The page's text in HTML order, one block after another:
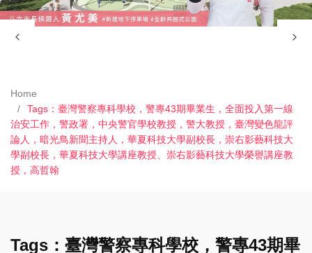
Home
Tags：臺灣警察專科學校，警專43期畢業生，全面投入第一線
治安工作，警政署，中央警官學校教授，警大教授，臺灣變色龍評
論人，暗光鳥新聞主持人，華夏科技大學副校長，崇右影藝科技大
學副校長，華夏科技大學講座教授、崇右影藝科技大學榮譽講座教
授，高哲翰
Tags：臺灣警察專科學校，警專43期畢